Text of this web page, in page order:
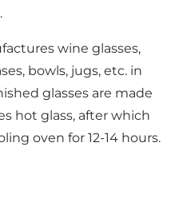
wine glasses,
bowls, jugs, etc. in
glasses are made
hot glass, after which
oven for 12-14 hours.